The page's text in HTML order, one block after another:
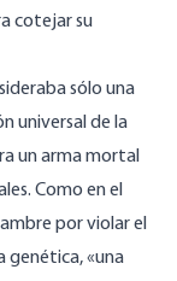
cotejar su
sólo una
universal de la
un arma mortal
Como en el
por violar el
genética, «una